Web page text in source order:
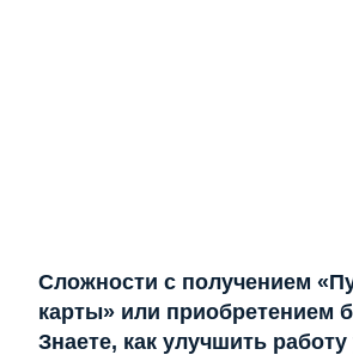
Сложности с получением
карты» или приобретением
Знаете, как улучшить